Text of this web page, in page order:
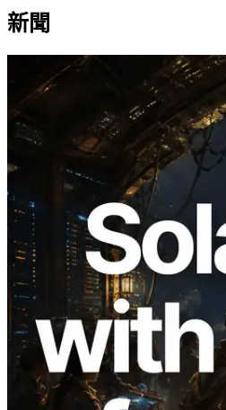
新聞
2026.08.05
ERPC 擴展 Solana
增全球 7 個區域的
Validators Information